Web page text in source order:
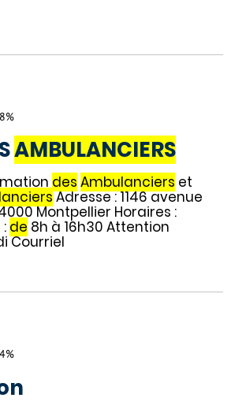
AMBULANCIERS
des Ambulanciers et
Adresse : 1146 avenue
Montpellier Horaires :
de 8h à 16h30 Attention
Courriel